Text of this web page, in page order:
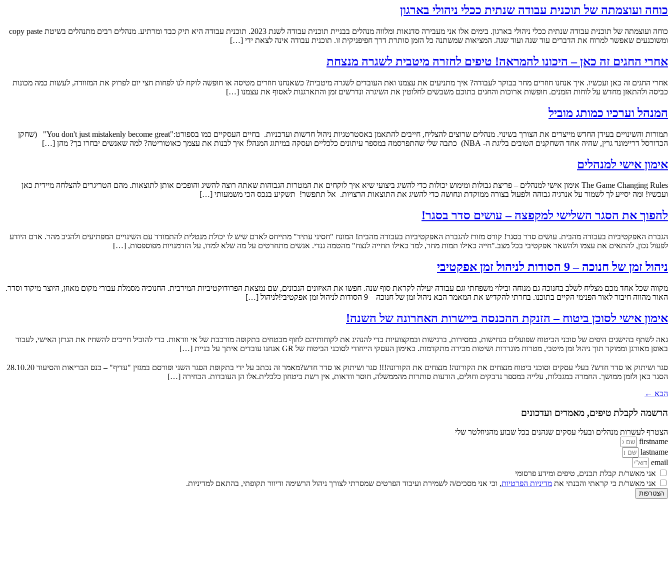
כוחה ועוצמתה של תוכנית עבודה שנתית ככלי ניהולי בארגון
כוחה ועוצמתה של תוכנית עבודה שנתית ככלי ניהולי בארגון. בימים אלו אני מעבירה סדנאות ומלווה מנהלים בבניית תוכנית עבודה לשנת 2023. תוכנית עבודה היא תיק כבד ומרתיע. מנהלים רבים מתנהלים בשיטת copy paste
ומשוכנעים שאפשר למרוח את הדברים עוד שנה ועוד שנה. המציאות שמשתנה כל הזמן סותרת דרך חפיפניקית זו. תוכנית עבודה אינה לצאת ידי […]
אחרי החגים זה כאן – היכונו להמראה! טיפים לחזרה מיטבית לשגרה מנצחת
אחרי החגים זה כאן ועכשיו. איך אנחנו חוזרים מחר בבוקר לעבודה? איך מתניעים את עצמנו ואת העובדים לשגרה מיטבית? כשאנחנו חוזרים מטיסה או חופשה לוקח לנו לפחות חצי יום לפרוק את המזוודה, לעשות כמה מכונות
כביסה ולהתאזן מחדש על לוחות הזמנים. חופשות ארוכות והחגים בתוכם משבשים לחלוטין את השיגרה ונדרשים זמן והתארגנות לאסוף את עצמנו […]
המנהל וערכיו כמותג מוביל
תמורות והשינויים בעידן החדש מייצרים את הצורך בשינוי. מנהלים שרוצים להצליח, חייבים להתאמן באסטרטגיות ניהול חדשות ועדכניות. בחיים העסקיים כמו בספורט:"You don't just mistakenly become great" (שחקן
הכדורסל דריימונד גרין, שהיה אחד השחקנים הטובים בליגת ה- NBA) כתבה שלי שהתפרסמה במספר עיתונים כלכליים ועסקה במיתוג המנהל! איך לבנות את עצמך כאוטוריטה? למה שאנשים יבחרו בך? מהן […]
אימון אישי למנהלים
The Game Changing Rules אימון אישי למנהלים – פריצת גבולות ומימוש יכולות כדי להשיג ביצועי שיא איך לוקחים את המטרות הגבוהות שאתה רוצה להשיג והופכים אותן לתוצאות. מהם הטריגרים להצלחה מיידית כאן
ועכשיו! ומה יסייע לך לשמור על אנרגיה גבוהה ולפעול בצורה ממוקדת ונחושה כדי להשיג את התוצאות הרצויות. אל תתפשר! תשקיע בנכס הכי משמעותי […]
להפוך את הסגר השלישי למקפצה – עושים סדר בסגר!
הגברת האפקטיביות בעבודה מהבית. עושים סדר בסגר! קורס מזורז להגברת האפקטיביות בעבודה מהבית! המונח "חסיני עתיד" מתייחס לאדם שיש לו יכולת מנטלית להתמודד עם השינויים המפתיעים ולהגיב מהר. אדם היודע
לפעול נכון, להתאים את עצמו ולהשאר אפקטיבי בכל מצב."חייה כאילו תמות מחר, למד כאילו תחייה לנצח" מהטמה גנדי. אנשים מתחרטים על מה שלא למדו, על הזדמנויות מפוספסות, […]
ניהול זמן של חנוכה – 9 הסודות לניהול זמן אפקטיבי
מקווה שכל אחד מכם מצליח לשלב בחנוכה גם מנוחה ובילוי משפחתי וגם עבודה יעילה לקראת סוף שנה. חפשו את האיזונים הנכונים, שם נמצאת הפרודוקטיביות המירבית. החנוכיה מסמלת עבורי מקום מאוזן, היוצר מיקוד וסדר.
האור מהווה חיבור לאור הפנימי הקיים בתוכנו. בחרתי להקדיש את המאמר הבא ניהול זמן של חנוכה – 9 הסודות לניהול זמן אפקטיבי!לניהול […]
אימון אישי לסוכן ביטוח – הזנקת ההכנסה ביישרות האחרונה של השנה!
גאה לשתף בהישגים היפים של סוכני הביטוח שפועלים בנחישות, במסירות, ברגישות ובמקצועיות כדי להנהיג את לקוחותיהם לחוף מבטחים בתקופה מורכבת של אי וודאות. כדי להוביל חייבים להשחיז את הגרזן האישי, לעבוד
באופן מאורגן וממוקד תוך ניהול זמן מיטבי, מטרות מוגדרות ושיטות מכירה מתקדמות. באימון העסקי הייחודי לסוכני הביטוח של GR אנחנו עובדים איתך על בניית […]
סגר ושיתוק או סדר חדש? בעלי עסקים וסוכני ביטוח מנצחים את הקורונה! מנצחים את הקורונה!!! סגר ושיתוק או סדר חדש?מאמר זה נכתב על ידי בתקופת הסגר השני ופורסם במגזין "עדיף" – כנס הבריאות והסיעוד 28.10.20
הסגר כאן ולזמן ממושך. החמרה במגבלות, עלייה במספר נדבקים וחולים, הודעות סותרות מהממשלה, חוסר וודאות, אין רשת ביטחון כלכלית.אלו הן העובדות. הבחירה […]
הבא ←
הרשמה לקבלת טיפים, מאמרים ועדכונים
הצטרף לעשרות מנהלים ובעלי עסקים שנהנים בכל שבוע מהניוזלטר שלי
firstname
lastname
email
אני מאשר/ת קבלת תכנים, טיפים ומידע פרסומי
אני מאשר/ת כי קראתי והבנתי את מדיניות הפרטיות, וכי אני מסכים/ה לשמירת ועיבוד הפרטים שמסרתי לצורך ניהול הרשימה ודיוור תקופתי, בהתאם למדיניות.
הצטרפות